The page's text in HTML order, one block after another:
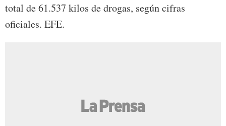
total de 61.537 kilos de drogas, según cifras
oficiales. EFE.